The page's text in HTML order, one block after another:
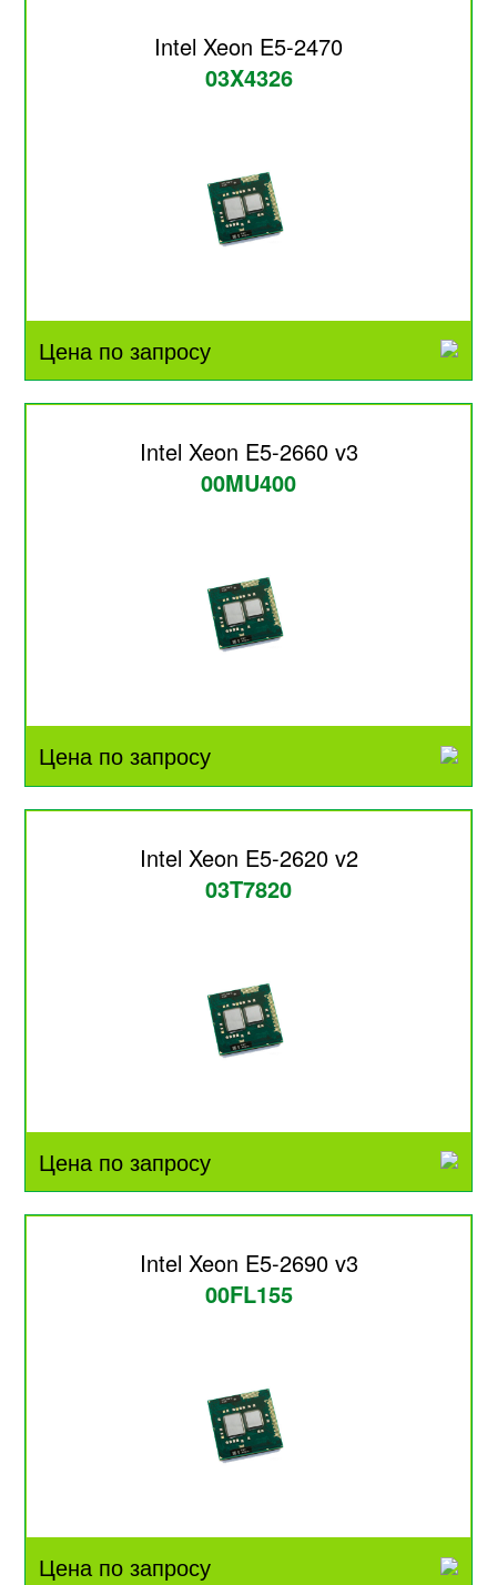
Intel Xeon E5-2470
03X4326
Цена по запросу
Intel Xeon E5-2660 v3
00MU400
Цена по запросу
Intel Xeon E5-2620 v2
03T7820
Цена по запросу
Intel Xeon E5-2690 v3
00FL155
Цена по запросу